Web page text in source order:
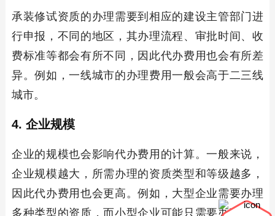
承装修试资质的办理需要到相应的建设主管部门进
行申报，不同的地区，其办理流程、审批时间、收
费标准等都会有所不同，因此代办费用也会有所差
异。例如，一线城市的办理费用一般会高于二三线
城市。
4. 企业规模
企业的规模也会影响代办费用的计算。一般来说，
企业规模越大，所需办理的资质类型和等级越多，
因此代办费用也会更高。例如，大型企业需要办理
多种类型的资质，而小型企业可能只需要办理一种